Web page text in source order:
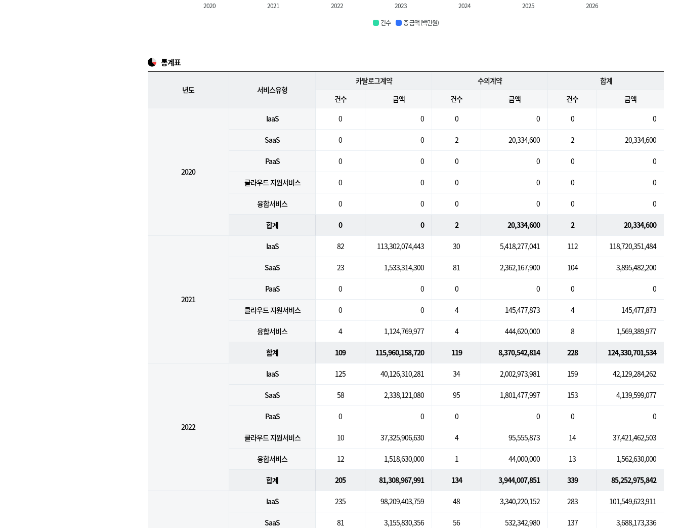
건수 총 금액 (백만원)
2020 2021 2022 2023 2024 2025 2026
통계표
년도 서비스유형
카탈로그계약 수의계약
합계
건수
금액 건수 금액 건수 금액
2020
IaaS 0 0 0 0 0 0
SaaS 0 0 2 20,334,600 2 20,334,600
PaaS 0 0 0 0 0 0
클라우드 지원서비스 0 0 0 0 0 0
융합서비스 0 0 0 0 0 0
합계 0 0 2 20,334,600 2 20,334,600
2021
IaaS 82 113,302,074,443 30 5,418,277,041 112 118,720,351,484
SaaS 23 1,533,314,300 81 2,362,167,900 104 3,895,482,200
PaaS 0 0 0 0 0 0
클라우드 지원서비스 0 0 4 145,477,873 4 145,477,873
융합서비스 4 1,124,769,977 4 444,620,000 8 1,569,389,977
합계 109 115,960,158,720 119 8,370,542,814 228 124,330,701,534
2022
IaaS 125 40,126,310,281 34 2,002,973,981 159 42,129,284,262
SaaS 58 2,338,121,080 95 1,801,477,997 153 4,139,599,077
PaaS 0 0 0 0 0 0
클라우드 지원서비스 10 37,325,906,630 4 95,555,873 14 37,421,462,503
융합서비스 12 1,518,630,000 1 44,000,000 13 1,562,630,000
합계 205 81,308,967,991 134 3,944,007,851 339 85,252,975,842
IaaS 235 98,209,403,759 48 3,340,220,152 283 101,549,623,911
SaaS 81 3,155,830,356 56 532,342,980 137 3,688,173,336